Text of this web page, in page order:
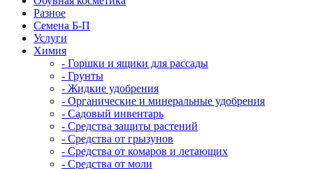
Разное
Семена Б-П
Услуги
Химия
- Горшки и ящики для рассады
- Грунты
- Жидкие удобрения
- Органические и минеральные удобрения
- Садовый инвентарь
- Средства защиты растений
- Средства от грызунов
- Средства от комаров и летающих
- Средства от моли